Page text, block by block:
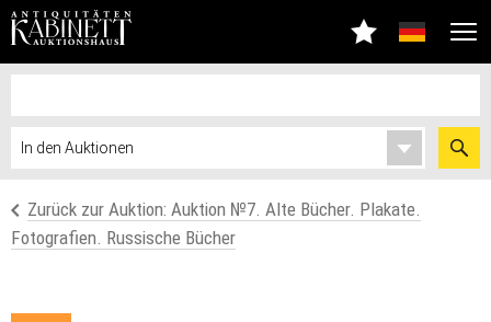
Zurück zur Auktion: Auktion №7. Alte Bücher. Plakate.
Fotografien. Russische Bücher